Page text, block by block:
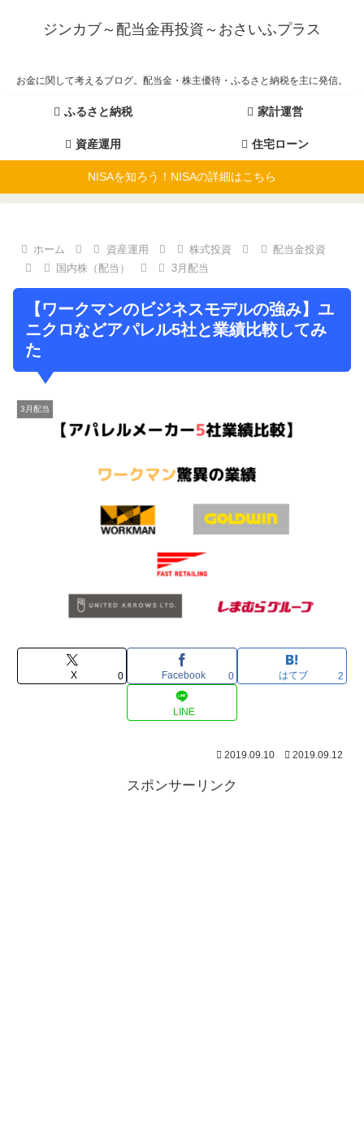
ジンカブ～配当金再投資～おさいふプラス
お金に関して考えるブログ。配当金・株主優待・ふるさと納税を主に発信。
ふるさと納税 家計運営
資産運用 住宅ローン
NISAを知ろう！NISAの詳細はこちら
ホーム 資産運用 株式投資
配当金投資
国内株（配当）
3月配当
【ワークマンのビジネスモデルの強み】ユ
ニクロなどアパレル5社と業績比較してみ
た
3月配当
X 0 Facebook 0 はてブ 2
LINE
2019.09.10 2019.09.12
スポンサーリンク